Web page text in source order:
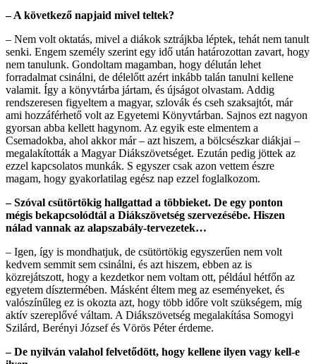
– A következő napjaid mivel teltek?
– Nem volt oktatás, mivel a diákok sztrájkba léptek, tehát nem tanult
senki. Engem személy szerint egy idő után határozottan zavart, hogy
nem tanulunk. Gondoltam magamban, hogy délután lehet
forradalmat csinálni, de délelőtt azért inkább talán tanulni kellene
valamit. Így a könyvtárba jártam, és újságot olvastam. Addig
rendszeresen figyeltem a magyar, szlovák és cseh szaksajtót, már
ami hozzáférhető volt az Egyetemi Könyvtárban. Sajnos ezt nagyon
gyorsan abba kellett hagynom. Az egyik este elmentem a
Csemadokba, ahol akkor már – azt hiszem, a bölcsészkar diákjai –
megalakították a Magyar Diákszövetséget. Ezután pedig jöttek az
ezzel kapcsolatos munkák. S egyszer csak azon vettem észre
magam, hogy gyakorlatilag egész nap ezzel foglalkozom.
– Szóval csütörtökig hallgattad a többieket. De egy ponton
mégis bekapcsolódtál a Diákszövetség szervezésébe. Hiszen
nálad vannak az alapszabály-tervezetek…
– Igen, így is mondhatjuk, de csütörtökig egyszerűen nem volt
kedvem semmit sem csinálni, és azt hiszem, ebben az is
közrejátszott, hogy a kezdetkor nem voltam ott, például hétfőn az
egyetem dísztermében. Másként éltem meg az eseményeket, és
valószínűleg ez is okozta azt, hogy több időre volt szükségem, míg
aktív szereplővé váltam. A Diákszövetség megalakítása Somogyi
Szilárd, Berényi József és Vörös Péter érdeme.
– De nyilván valahol felvetődött, hogy kellene ilyen vagy kell-e